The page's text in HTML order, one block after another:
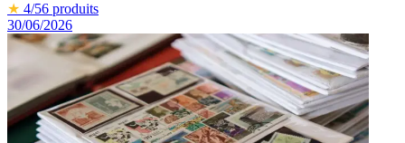
★ 4/56 produits
30/06/2026